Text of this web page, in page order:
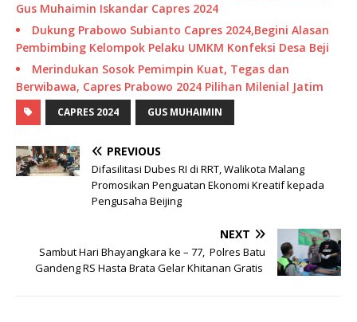
Gus Muhaimin Iskandar Capres 2024
Dukung Prabowo Subianto Capres 2024,Begini Alasan
Pembimbing Kelompok Pelaku UMKM Konfeksi Desa Beji
Merindukan Sosok Pemimpin Kuat, Tegas dan
Berwibawa, Capres Prabowo 2024 Pilihan Milenial Jatim
CAPRES 2024 GUS MUHAIMIN
PREVIOUS
Difasilitasi Dubes RI di RRT, Walikota Malang
Promosikan Penguatan Ekonomi Kreatif kepada
Pengusaha Beijing
NEXT
Sambut Hari Bhayangkara ke – 77, Polres Batu
Gandeng RS Hasta Brata Gelar Khitanan Gratis